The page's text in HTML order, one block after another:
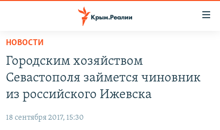
Вернуться
основному
содержанию
главной
навигации
СПЕЦПРОЕКТЫ
11 ЛЕТ ОККУПАЦИИ КРЫМА. 11 ИСТОРИЙ СОПРОТИВЛЕНИЯ
ЕЩЕ
НОВОСТИ
Городским хозяйством
Севастополя займется чиновник
из российского Ижевска
18 сентября 2017, 15:30